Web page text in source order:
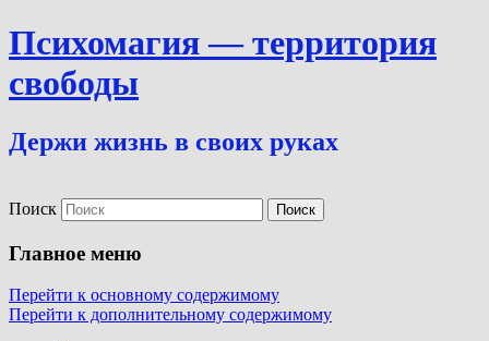
Психомагия — территория
свободы
Держи жизнь в своих руках
Поиск
Главное меню
Перейти к основному содержимому
Перейти к дополнительному содержимому